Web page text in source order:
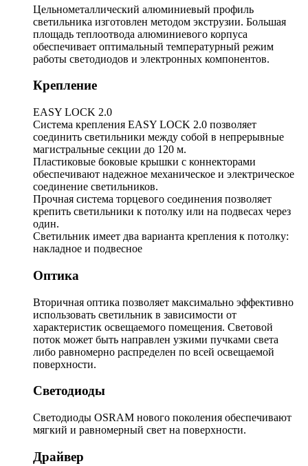
Цельнометаллический алюминиевый профиль
светильника изготовлен методом экструзии. Большая
площадь теплоотвода алюминиевого корпуса
обеспечивает оптимальный температурный режим
работы светодиодов и электронных компонентов.
Крепление
EASY LOCK 2.0
Система крепления EASY LOCK 2.0 позволяет
соединить светильники между собой в непрерывные
магистральные секции до 120 м.
Пластиковые боковые крышки с коннекторами
обеспечивают надежное механическое и электрическое
соединение светильников.
Прочная система торцевого соединения позволяет
крепить светильники к потолку или на подвесах через
один.
Светильник имеет два варианта крепления к потолку:
накладное и подвесное
Оптика
Вторичная оптика позволяет максимально эффективно
использовать светильник в зависимости от
характеристик освещаемого помещения. Световой
поток может быть направлен узкими пучками света
либо равномерно распределен по всей освещаемой
поверхности.
Светодиоды
Светодиоды OSRAM нового поколения обеспечивают
мягкий и равномерный свет на поверхности.
Драйвер